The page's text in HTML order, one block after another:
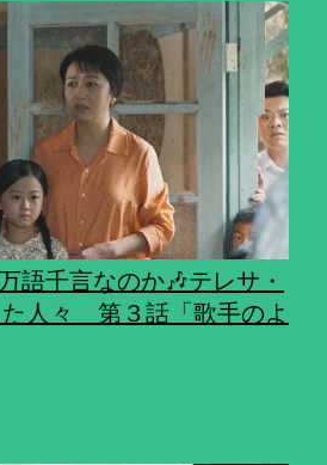
語千言なのか🎶テレサ・
人々 第３話「歌手のよ